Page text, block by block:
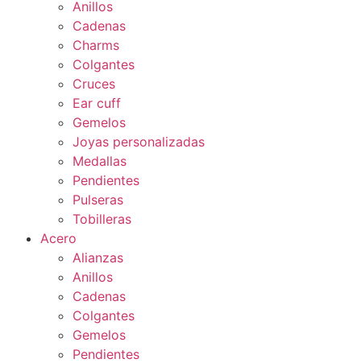
Anillos
Cadenas
Charms
Colgantes
Cruces
Ear cuff
Gemelos
Joyas personalizadas
Medallas
Pendientes
Pulseras
Tobilleras
Acero
Alianzas
Anillos
Cadenas
Colgantes
Gemelos
Pendientes